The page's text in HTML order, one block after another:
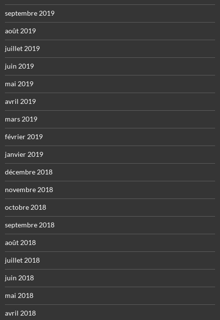
septembre 2019
août 2019
juillet 2019
juin 2019
mai 2019
avril 2019
mars 2019
février 2019
janvier 2019
décembre 2018
novembre 2018
octobre 2018
septembre 2018
août 2018
juillet 2018
juin 2018
mai 2018
avril 2018